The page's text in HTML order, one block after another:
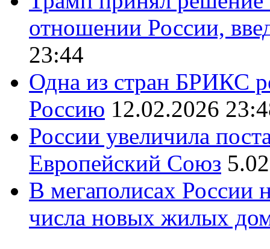
отношении России,
23:44
Одна из стран БРИКС
Россию 12.02.2026
России увеличила
Европейский Союз
В мегаполисах России
числа новых жилых